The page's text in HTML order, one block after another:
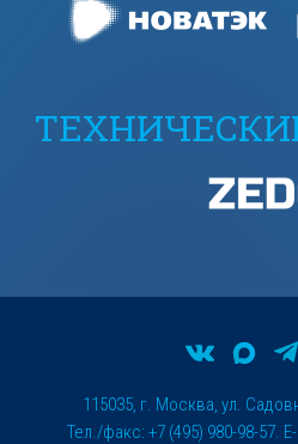
115035, г. Москва, ул.
Тел./факс: +7 (495) 980-98-57.